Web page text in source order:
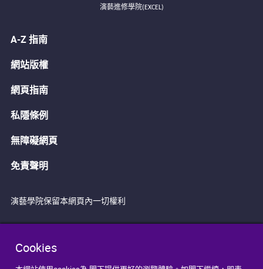
Cookies
演藝進修學院(EXCEL)
A-Z 指南
網站版權
網頁指南
私隱條例
無障礙網頁
免責聲明
演藝學院保留本網頁內一切權利